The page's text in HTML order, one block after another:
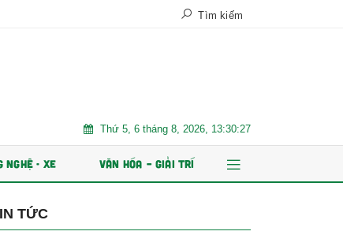
Tìm kiếm
Trăm năm chợ Tân Định AI và dữ liệu định hình tương
Thứ 5, 6 tháng 8, 2026, 13:30:29
NGHỆ - XE VĂN HÓA – GIẢI TRÍ
TỨC